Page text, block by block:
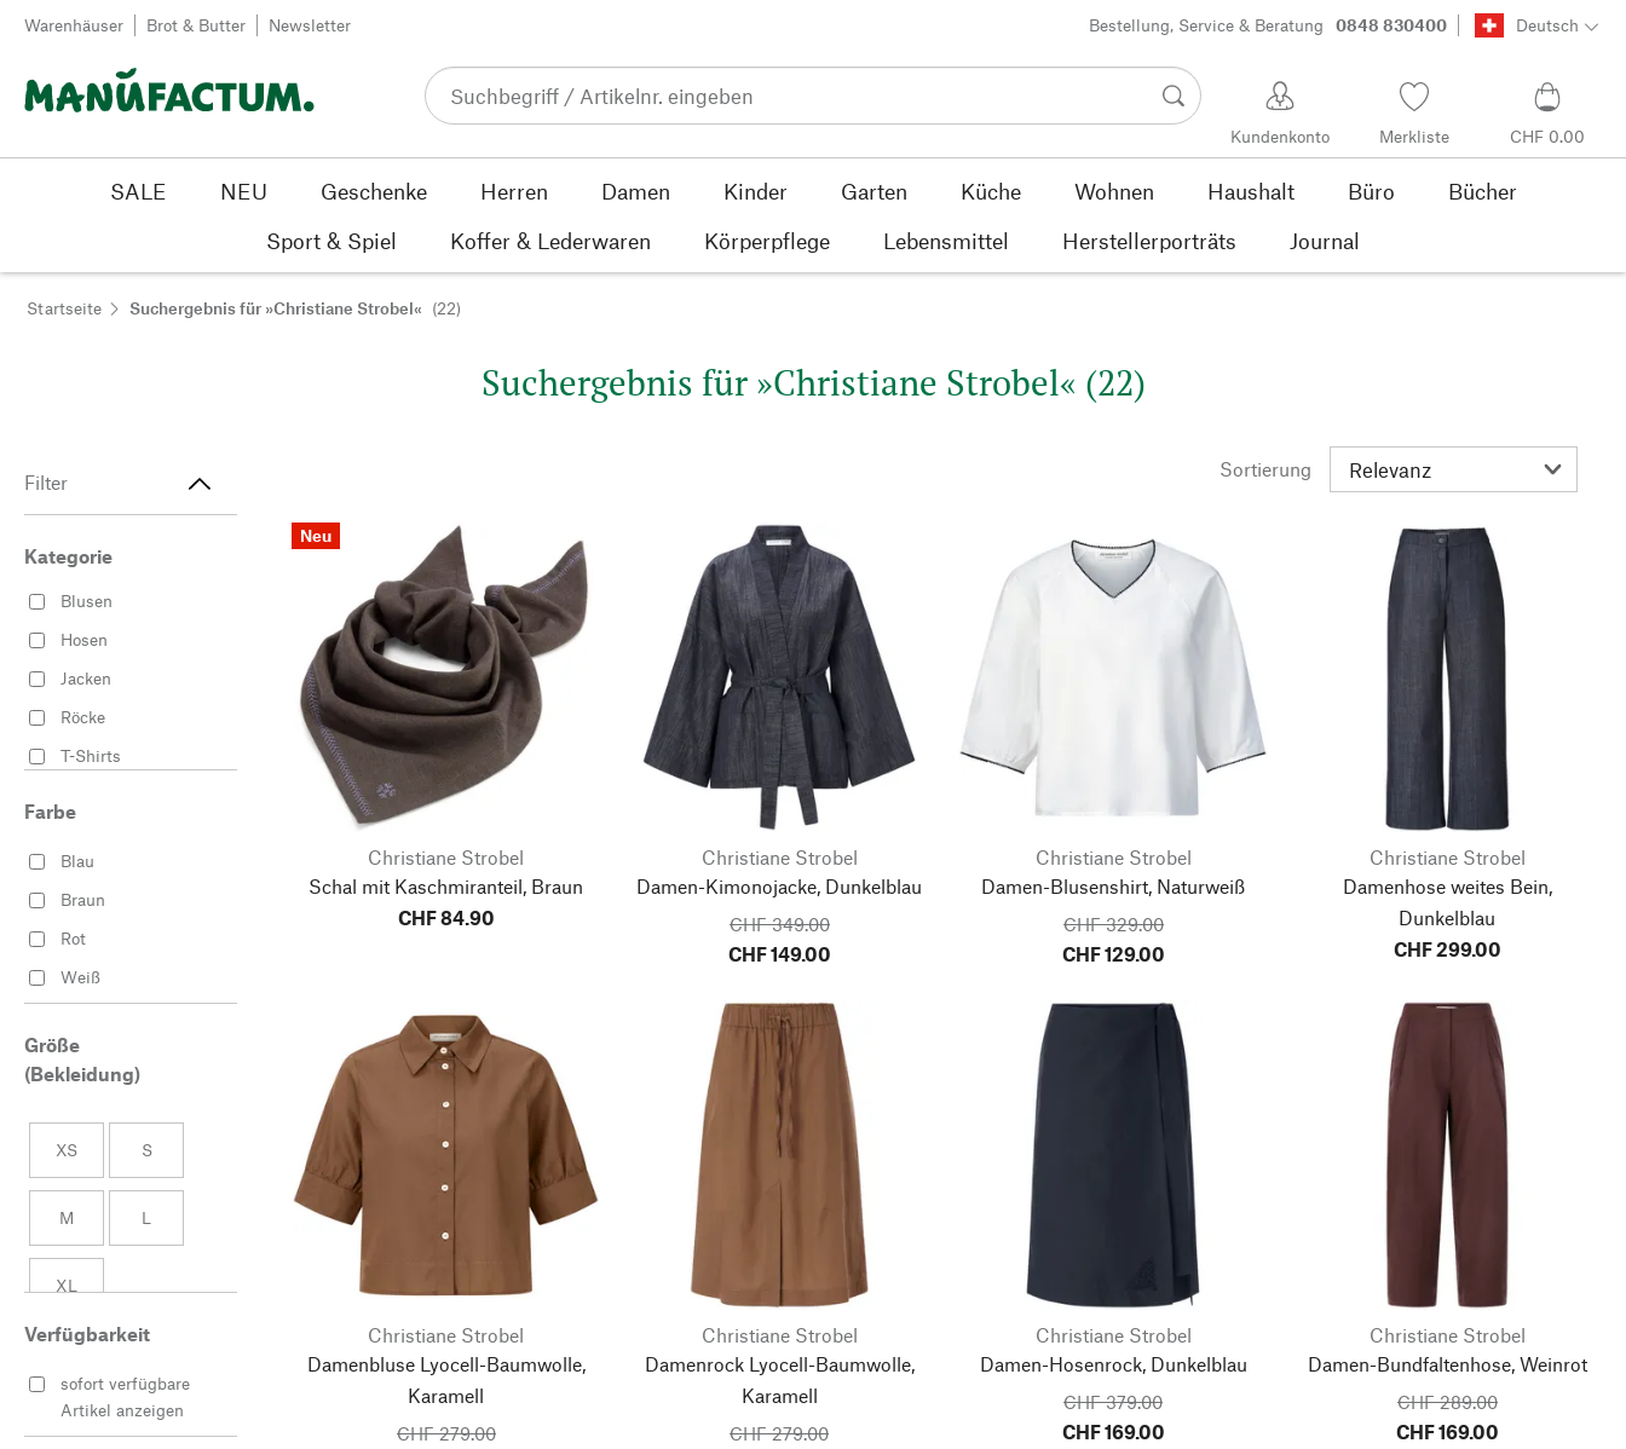
Zum Inhalt springen
Warenhäuser Brot & Butter Newsletter Bestellung, Service & Beratung 0848 830400 Deutsch
Kundenkonto Merkliste CHF 0.00
SALE NEU Geschenke Herren Damen Kinder Garten Küche Wohnen Haushalt Büro
Bücher
Sport & Spiel
Koffer & Lederwaren Körperpflege Lebensmittel Herstellerporträts Journal
Startseite Suchergebnis für »Christiane Strobel« (22)
Suchergebnis für »Christiane Strobel« (22)
Filter
Kategorie
Blusen
Hosen
Jacken
Röcke
T-Shirts
sonnige Tage
Kleider
Blazer & Westen
Farbe
Blau
Braun
Rot
Weiß
Größe
(Bekleidung)
XS S
M L
XL
Verfügbarkeit
sofort verfügbare
Artikel anzeigen
Sortierung
Neu
Christiane Strobel
Schal mit Kaschmiranteil, Braun
CHF 84.90
Christiane Strobel
Damen-Kimonojacke, Dunkelblau
CHF 349.00
CHF 149.00
Christiane Strobel
Damen-Blusenshirt, Naturweiß
CHF 329.00
CHF 129.00
Christiane Strobel
Damenhose weites Bein,
Dunkelblau
CHF 299.00
Christiane Strobel
Damenbluse Lyocell-Baumwolle,
Karamell
CHF 279.00
Christiane Strobel
Damenrock Lyocell-Baumwolle,
Karamell
CHF 279.00
Christiane Strobel
Damen-Hosenrock, Dunkelblau
CHF 379.00
CHF 169.00
Christiane Strobel
Damen-Bundfaltenhose, Weinrot
CHF 289.00
CHF 169.00